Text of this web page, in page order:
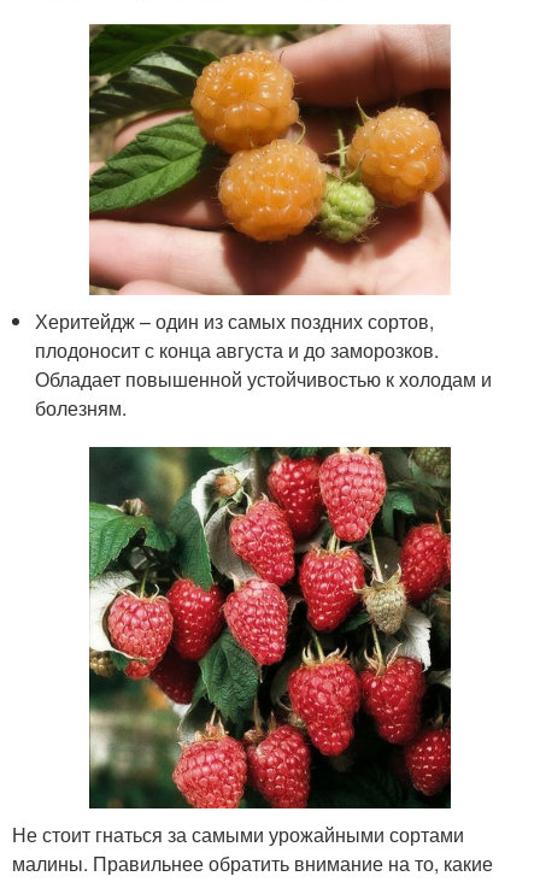
Херитейдж – один из самых поздних сортов,
плодоносит с конца августа и до заморозков.
Обладает повышенной устойчивостью к холодам и
болезням.
Не стоит гнаться за самыми урожайными сортами
малины. Правильнее обратить внимание на то, какие